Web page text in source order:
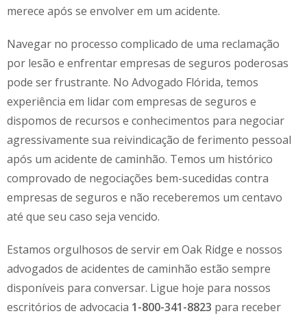
merece após se envolver em um acidente.
Navegar no processo complicado de uma reclamação
por lesão e enfrentar empresas de seguros poderosas
pode ser frustrante. No Advogado Flórida, temos
experiência em lidar com empresas de seguros e
dispomos de recursos e conhecimentos para negociar
agressivamente sua reivindicação de ferimento pessoal
após um acidente de caminhão. Temos um histórico
comprovado de negociações bem-sucedidas contra
empresas de seguros e não receberemos um centavo
até que seu caso seja vencido.
Estamos orgulhosos de servir em Oak Ridge e nossos
advogados de acidentes de caminhão estão sempre
disponíveis para conversar. Ligue hoje para nossos
escritórios de advocacia 1-800-341-8823 para receber